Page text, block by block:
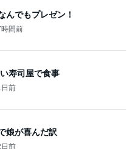
んでもプレゼン！
間前
寿司屋で食事
日前
娘が喜んだ訳
前